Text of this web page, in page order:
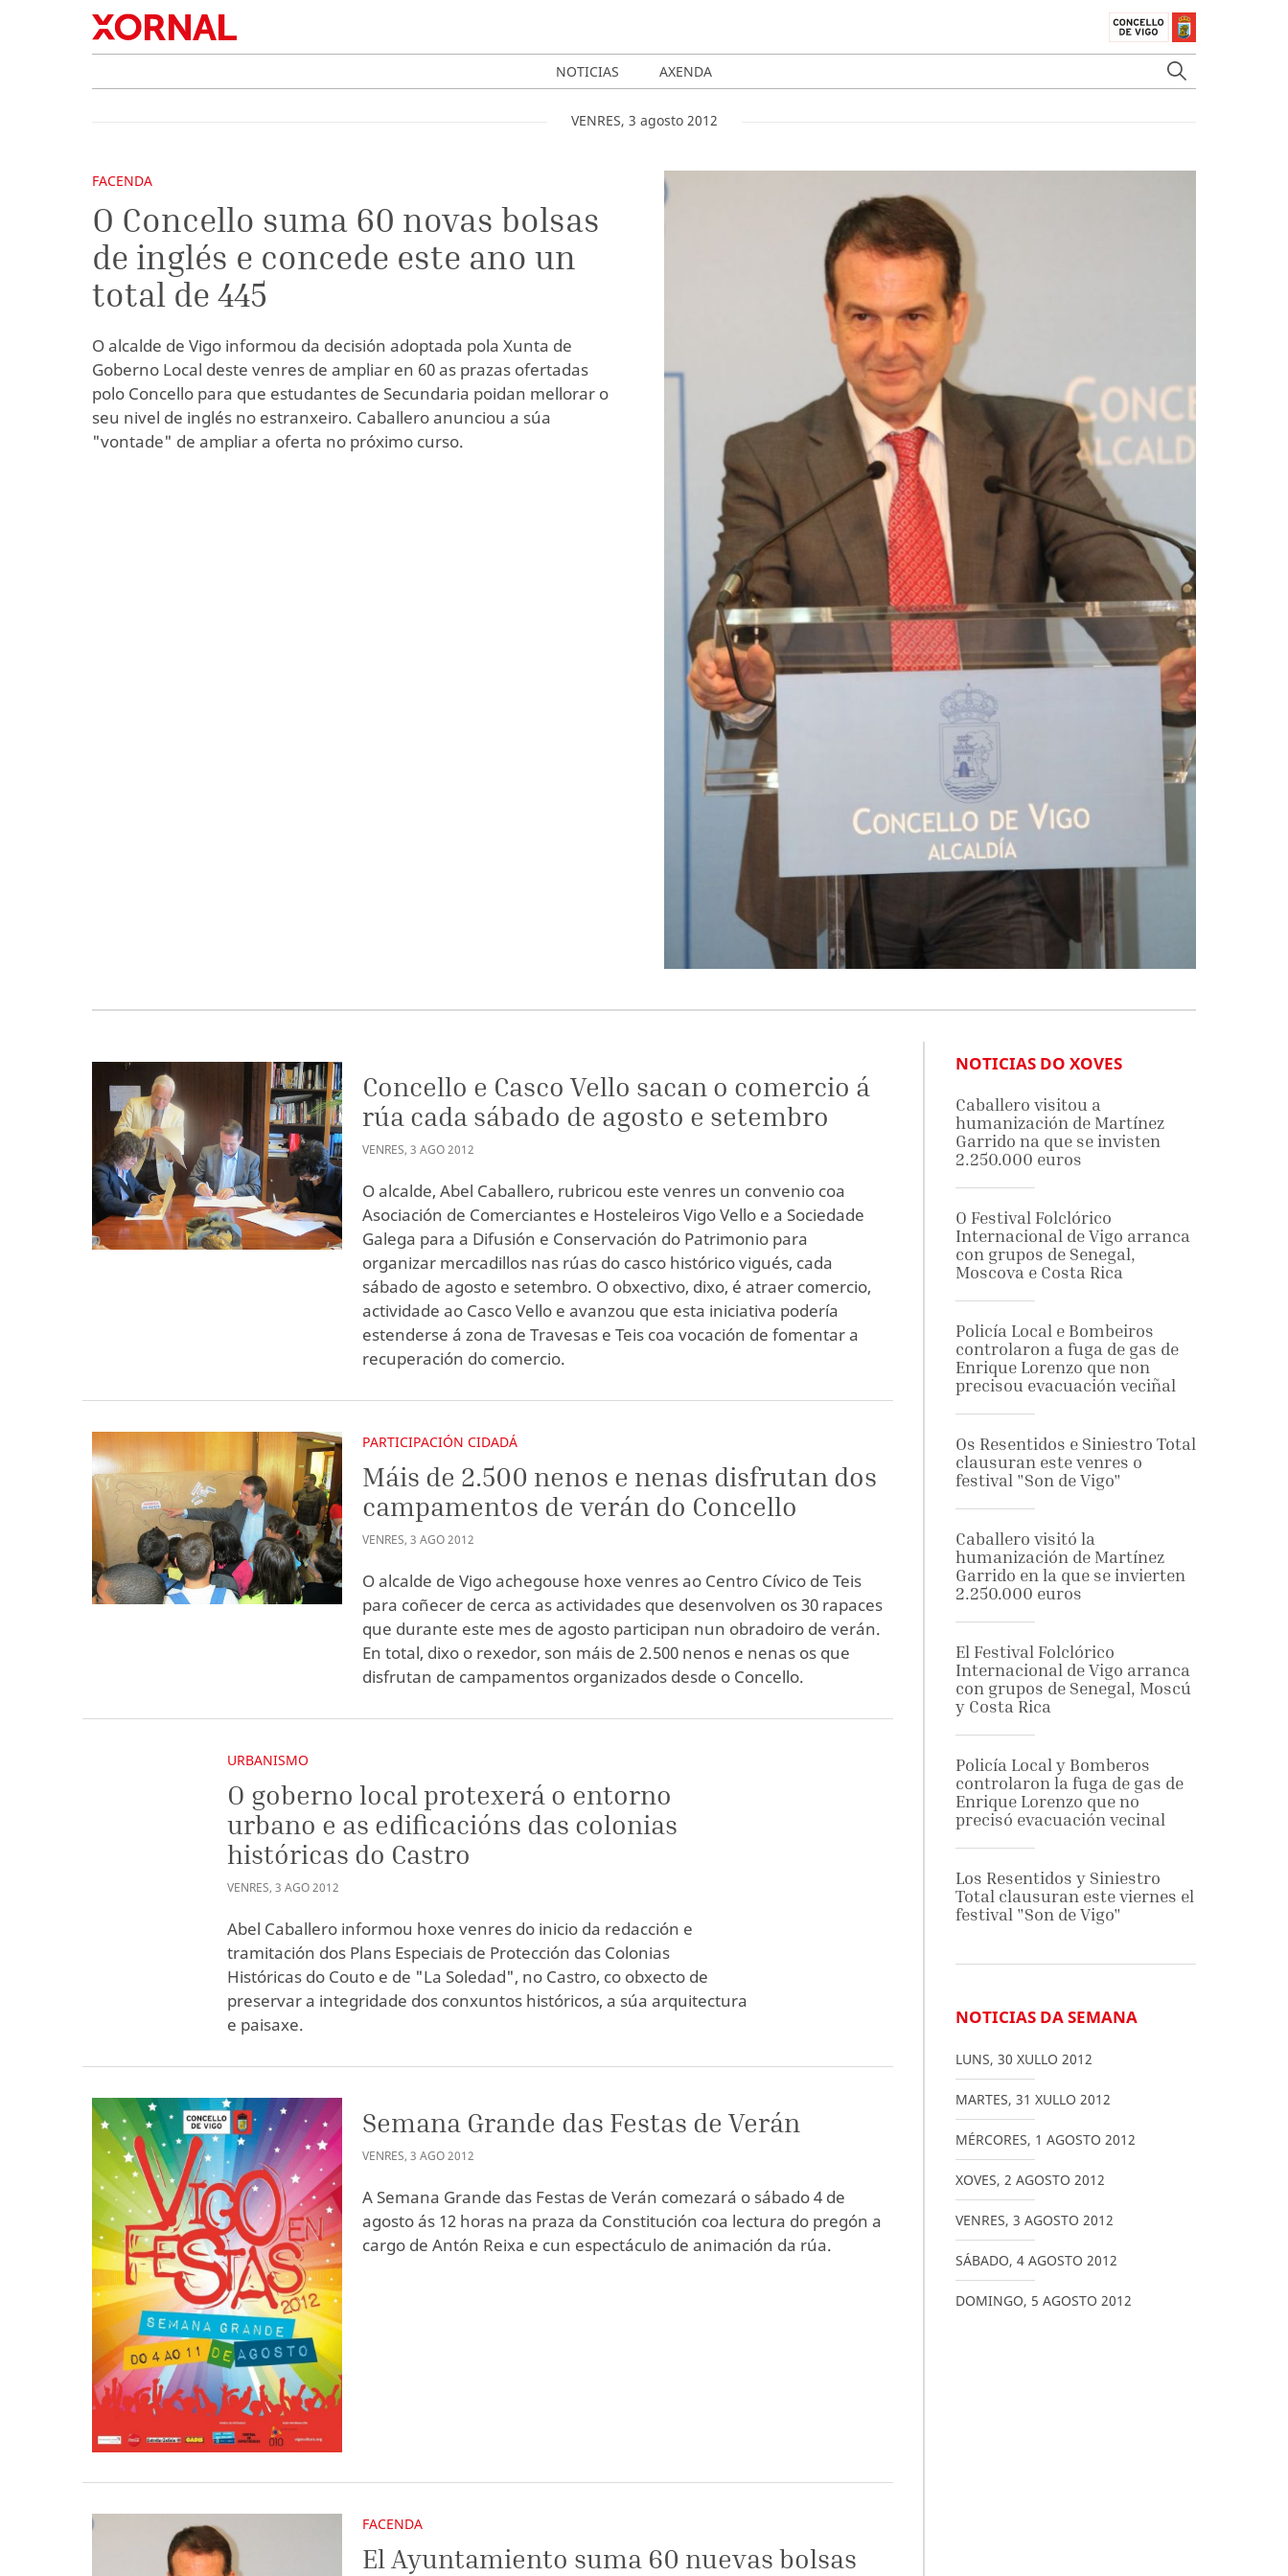
NOTICIAS AXENDA
VENRES, 3 agosto 2012
FACENDA
O Concello suma 60 novas bolsas
de inglés e concede este ano un
total de 445
O alcalde de Vigo informou da decisión adoptada pola Xunta de
Goberno Local deste venres de ampliar en 60 as prazas ofertadas
polo Concello para que estudantes de Secundaria poidan mellorar o
seu nivel de inglés no estranxeiro. Caballero anunciou a súa
"vontade" de ampliar a oferta no próximo curso.
Concello e Casco Vello sacan o comercio á
rúa cada sábado de agosto e setembro
VENRES,3 AGO2012
O alcalde, Abel Caballero, rubricou este venres un convenio coa
Asociación de Comerciantes e Hosteleiros Vigo Vello e a Sociedade
Galega para a Difusión e Conservación do Patrimonio para
organizar mercadillos nas rúas do casco histórico vigués, cada
sábado de agosto e setembro. O obxectivo, dixo, é atraer comercio,
actividade ao Casco Vello e avanzou que esta iniciativa podería
estenderse á zona de Travesas e Teis coa vocación de fomentar a
recuperación do comercio.
PARTICIPACIÓN CIDADÁ
Máis de 2.500 nenos e nenas disfrutan dos
campamentos de verán do Concello
VENRES,3 AGO2012
O alcalde de Vigo achegouse hoxe venres ao Centro Cívico de Teis
para coñecer de cerca as actividades que desenvolven os 30 rapaces
que durante este mes de agosto participan nun obradoiro de verán.
En total, dixo o rexedor, son máis de 2.500 nenos e nenas os que
disfrutan de campamentos organizados desde o Concello.
URBANISMO
O goberno local protexerá o entorno
urbano e as edificacións das colonias
históricas do Castro
VENRES,3 AGO2012
Abel Caballero informou hoxe venres do inicio da redacción e
tramitación dos Plans Especiais de Protección das Colonias
Históricas do Couto e de "La Soledad", no Castro, co obxecto de
preservar a integridade dos conxuntos históricos, a súa arquitectura
e paisaxe.
Semana Grande das Festas de Verán
VENRES,3 AGO2012
A Semana Grande das Festas de Verán comezará o sábado 4 de
agosto ás 12 horas na praza da Constitución coa lectura do pregón a
cargo de Antón Reixa e cun espectáculo de animación da rúa.
FACENDA
El Ayuntamiento suma 60 nuevas bolsas
NOTICIAS DO XOVES
Caballero visitou a
humanización de Martínez
Garrido na que se invisten
2.250.000 euros
O Festival Folclórico
Internacional de Vigo arranca
con grupos de Senegal,
Moscova e Costa Rica
Policía Local e Bombeiros
controlaron a fuga de gas de
Enrique Lorenzo que non
precisou evacuación veciñal
Os Resentidos e Siniestro Total
clausuran este venres o
festival "Son de Vigo"
Caballero visitó la
humanización de Martínez
Garrido en la que se invierten
2.250.000 euros
El Festival Folclórico
Internacional de Vigo arranca
con grupos de Senegal, Moscú
y Costa Rica
Policía Local y Bomberos
controlaron la fuga de gas de
Enrique Lorenzo que no
precisó evacuación vecinal
Los Resentidos y Siniestro
Total clausuran este viernes el
festival "Son de Vigo"
NOTICIAS DA SEMANA
LUNS, 30 XULLO 2012
MARTES, 31 XULLO 2012
MÉRCORES, 1 AGOSTO 2012
XOVES, 2 AGOSTO 2012
VENRES, 3 AGOSTO 2012
SÁBADO, 4 AGOSTO 2012
DOMINGO, 5 AGOSTO 2012